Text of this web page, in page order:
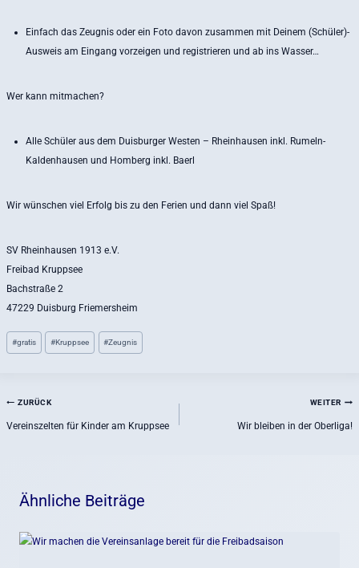
Einfach das Zeugnis oder ein Foto davon zusammen mit Deinem (Schüler)-
Ausweis am Eingang vorzeigen und registrieren und ab ins Wasser…
Wer kann mitmachen?
Alle Schüler aus dem Duisburger Westen – Rheinhausen inkl. Rumeln-
Kaldenhausen und Homberg inkl. Baerl
Wir wünschen viel Erfolg bis zu den Ferien und dann viel Spaß!
SV Rheinhausen 1913 e.V.
Freibad Kruppsee
Bachstraße 2
47229 Duisburg Friemersheim
Schlagworte:
#gratis #Kruppsee #Zeugnis
Beitragsnavigation
ZURÜCK
Vereinszelten für Kinder am Kruppsee
WEITER
Wir bleiben in der Oberliga!
Ähnliche Beiträge